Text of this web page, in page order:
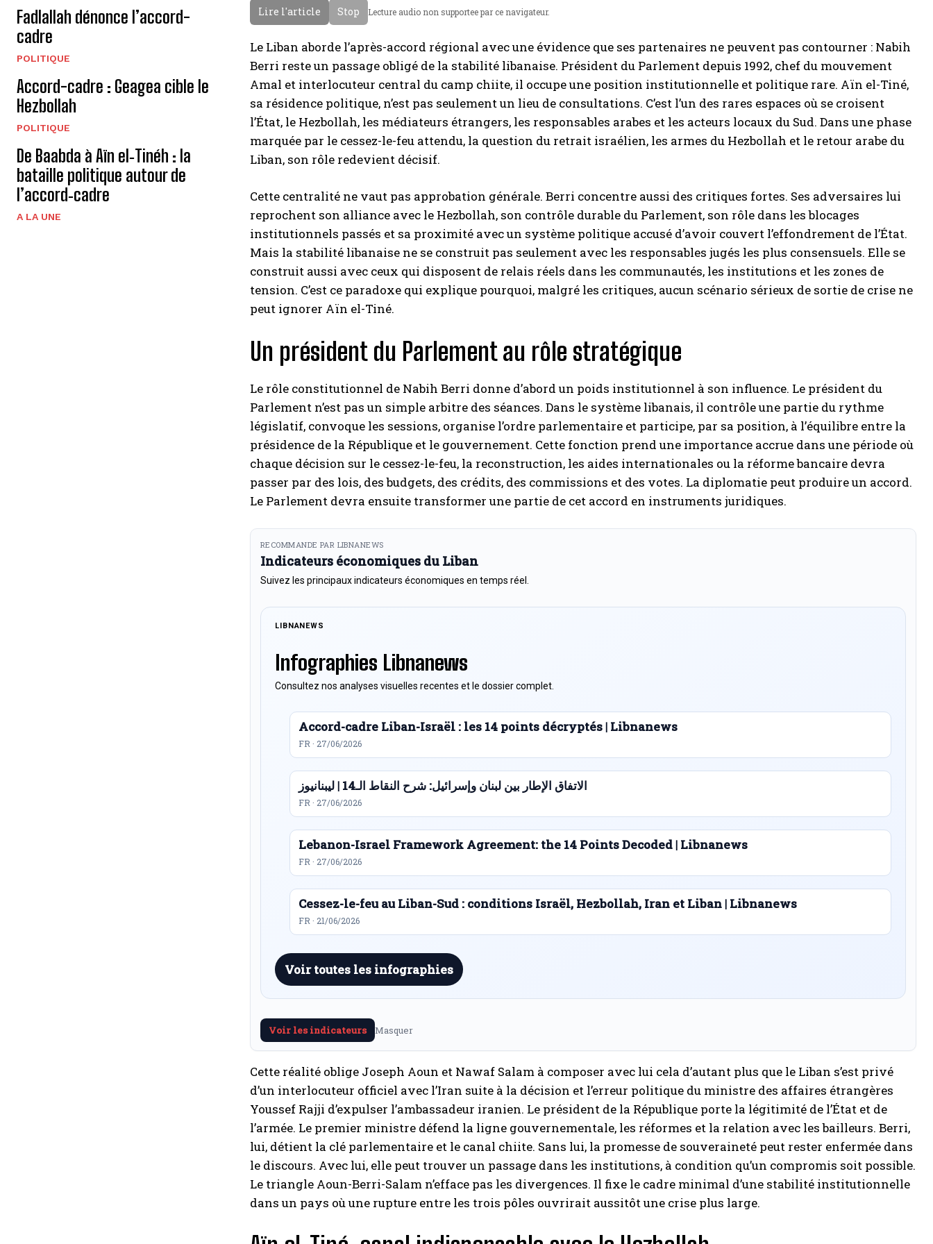
Fadlallah dénonce l’accord-
cadre
POLITIQUE
Accord-cadre : Geagea cible le
Hezbollah
POLITIQUE
De Baabda à Aïn el‑Tinéh : la
bataille politique autour de
l’accord‑cadre
A LA UNE
g
a
i
s
a
e
Lire l'article Stop Lecture audio non supportee par ce navigateur.
Le Liban aborde l’après-accord régional avec une évidence que ses partenaires ne peuvent pas contourner : Nabih
Berri reste un passage obligé de la stabilité libanaise. Président du Parlement depuis 1992, chef du mouvement
Amal et interlocuteur central du camp chiite, il occupe une position institutionnelle et politique rare. Aïn el-Tiné,
sa résidence politique, n’est pas seulement un lieu de consultations. C’est l’un des rares espaces où se croisent
l’État, le Hezbollah, les médiateurs étrangers, les responsables arabes et les acteurs locaux du Sud. Dans une phase
marquée par le cessez-le-feu attendu, la question du retrait israélien, les armes du Hezbollah et le retour arabe du
Liban, son rôle redevient décisif.
Cette centralité ne vaut pas approbation générale. Berri concentre aussi des critiques fortes. Ses adversaires lui
reprochent son alliance avec le Hezbollah, son contrôle durable du Parlement, son rôle dans les blocages
institutionnels passés et sa proximité avec un système politique accusé d’avoir couvert l’effondrement de l’État.
Mais la stabilité libanaise ne se construit pas seulement avec les responsables jugés les plus consensuels. Elle se
construit aussi avec ceux qui disposent de relais réels dans les communautés, les institutions et les zones de
tension. C’est ce paradoxe qui explique pourquoi, malgré les critiques, aucun scénario sérieux de sortie de crise ne
peut ignorer Aïn el-Tiné.
Un président du Parlement au rôle stratégique
Le rôle constitutionnel de Nabih Berri donne d’abord un poids institutionnel à son influence. Le président du
Parlement n’est pas un simple arbitre des séances. Dans le système libanais, il contrôle une partie du rythme
législatif, convoque les sessions, organise l’ordre parlementaire et participe, par sa position, à l’équilibre entre la
présidence de la République et le gouvernement. Cette fonction prend une importance accrue dans une période où
chaque décision sur le cessez-le-feu, la reconstruction, les aides internationales ou la réforme bancaire devra
passer par des lois, des budgets, des crédits, des commissions et des votes. La diplomatie peut produire un accord.
Le Parlement devra ensuite transformer une partie de cet accord en instruments juridiques.
RECOMMANDE PAR LIBNANEWS
Indicateurs économiques du Liban
Suivez les principaux indicateurs économiques en temps réel.
LIBNANEWS
Infographies Libnanews
Consultez nos analyses visuelles recentes et le dossier complet.
Accord-cadre Liban-Israël : les 14 points décryptés | Libnanews
FR · 27/06/2026
الاتفاق الإطار بين لبنان وإسرائيل: شرح النقاط الـ14 | ليبنانيوز
FR · 27/06/2026
Lebanon-Israel Framework Agreement: the 14 Points Decoded | Libnanews
FR · 27/06/2026
Cessez-le-feu au Liban-Sud : conditions Israël, Hezbollah, Iran et Liban | Libnanews
FR · 21/06/2026
Voir toutes les infographies
Voir les indicateurs Masquer
Cette réalité oblige Joseph Aoun et Nawaf Salam à composer avec lui cela d’autant plus que le Liban s’est privé
d’un interlocuteur officiel avec l’Iran suite à la décision et l’erreur politique du ministre des affaires étrangères
Youssef Rajji d’expulser l’ambassadeur iranien. Le président de la République porte la légitimité de l’État et de
l’armée. Le premier ministre défend la ligne gouvernementale, les réformes et la relation avec les bailleurs. Berri,
lui, détient la clé parlementaire et le canal chiite. Sans lui, la promesse de souveraineté peut rester enfermée dans
le discours. Avec lui, elle peut trouver un passage dans les institutions, à condition qu’un compromis soit possible.
Le triangle Aoun-Berri-Salam n’efface pas les divergences. Il fixe le cadre minimal d’une stabilité institutionnelle
dans un pays où une rupture entre les trois pôles ouvrirait aussitôt une crise plus large.